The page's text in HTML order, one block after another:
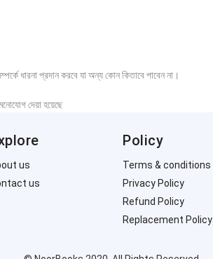
ধারনা প্রদান করবে যা অন্য কোন কিতাবে পাবেন না।
দেয়া হয়েছে
us
us
Policy
Terms & conditions
Privacy Policy
Refund Policy
Replacement Policy